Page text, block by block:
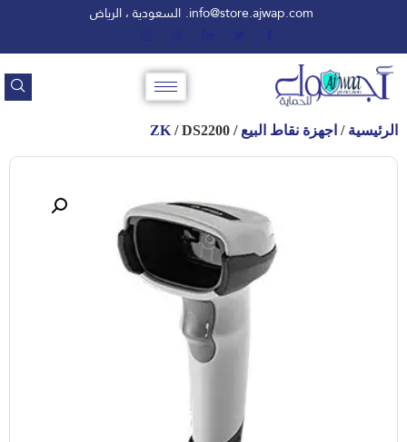
info@store.ajwap.com. السعودية ، الرياض
الرئيسية / اجهزة نقاط البيع /
ZK / DS2200